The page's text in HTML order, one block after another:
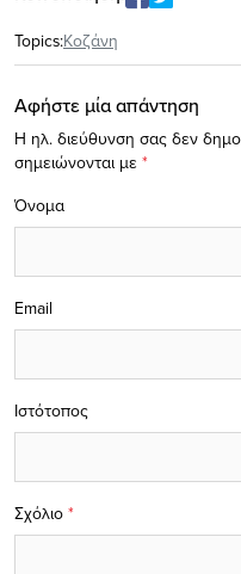
Topics:Κοζάνη
Αφήστε μία απάντηση
Η ηλ. διεύθυνση σας δεν
σημειώνονται με *
Σχόλιο *
Όνομα
Email
Ιστότοπος